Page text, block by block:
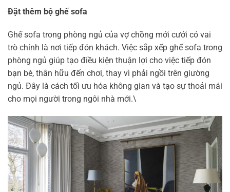
Đặt thêm bộ ghế sofa
Ghế sofa trong phòng ngủ của vợ chồng mới cưới có vai
trò chính là nơi tiếp đón khách. Việc sắp xếp ghế sofa trong
phòng ngủ giúp tạo điều kiện thuận lợi cho việc tiếp đón
bạn bè, thân hữu đến chơi, thay vì phải ngồi trên giường
ngủ. Đây là cách tối ưu hóa không gian và tạo sự thoải mái
cho mọi người trong ngôi nhà mới.\